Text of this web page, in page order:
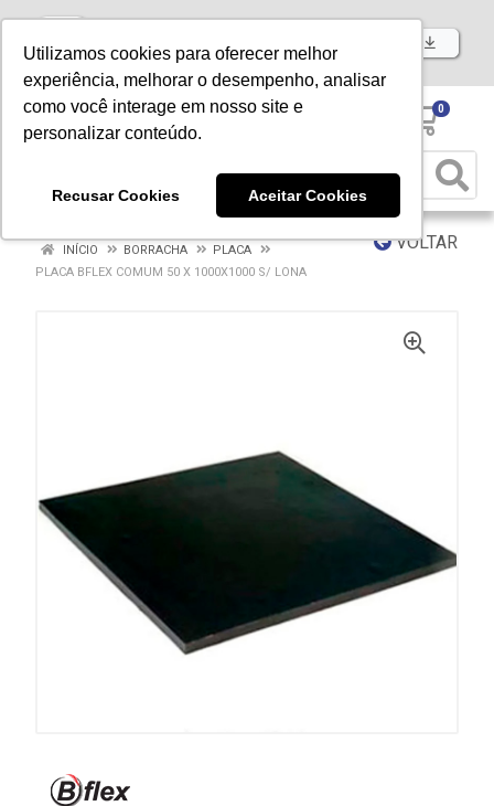
Utilizamos cookies para oferecer melhor
experiência, melhorar o desempenho, analisar
como você interage em nosso site e
personalizar conteúdo.
Recusar Cookies Aceitar Cookies
Baixe já nosso APP
0
VOLTAR
INÍCIO BORRACHA
PLACA
PLACA BFLEX COMUM 50 X 1000X1000 S/ LONA